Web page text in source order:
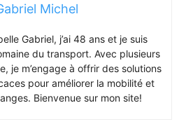
Michel
Gabriel, j’ai 48 ans et je suis
du transport. Avec plusieurs
je m’engage à offrir des solutions
pour améliorer la mobilité et
Bienvenue sur mon site!